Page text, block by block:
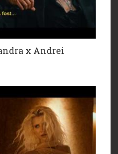
x Andrei